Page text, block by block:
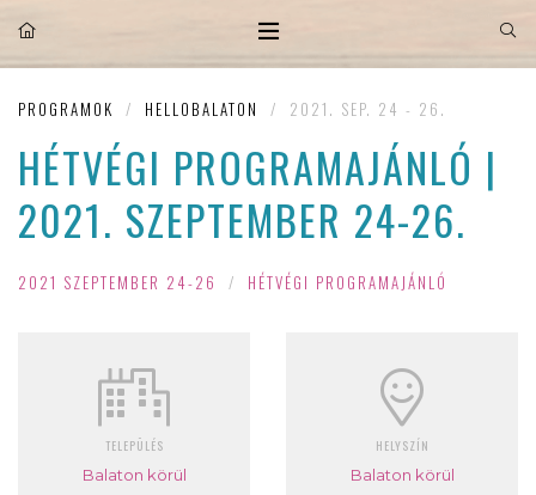
PROGRAMOK / HELLOBALATON / 2021. SEP. 24 - 26.
HÉTVÉGI PROGRAMAJÁNLÓ |
2021. SZEPTEMBER 24-26.
2021 SZEPTEMBER 24-26 / HÉTVÉGI PROGRAMAJÁNLÓ
TELEPÜLÉS
Balaton körül
HELYSZÍN
Balaton körül